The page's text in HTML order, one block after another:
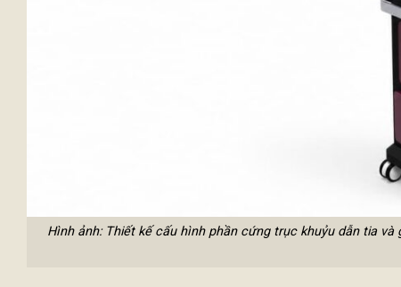
Hình ảnh: Thiết kế cấu hình phần cứng trục khuỷu dẫn tia